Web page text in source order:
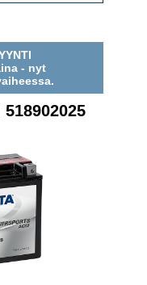
- nyt